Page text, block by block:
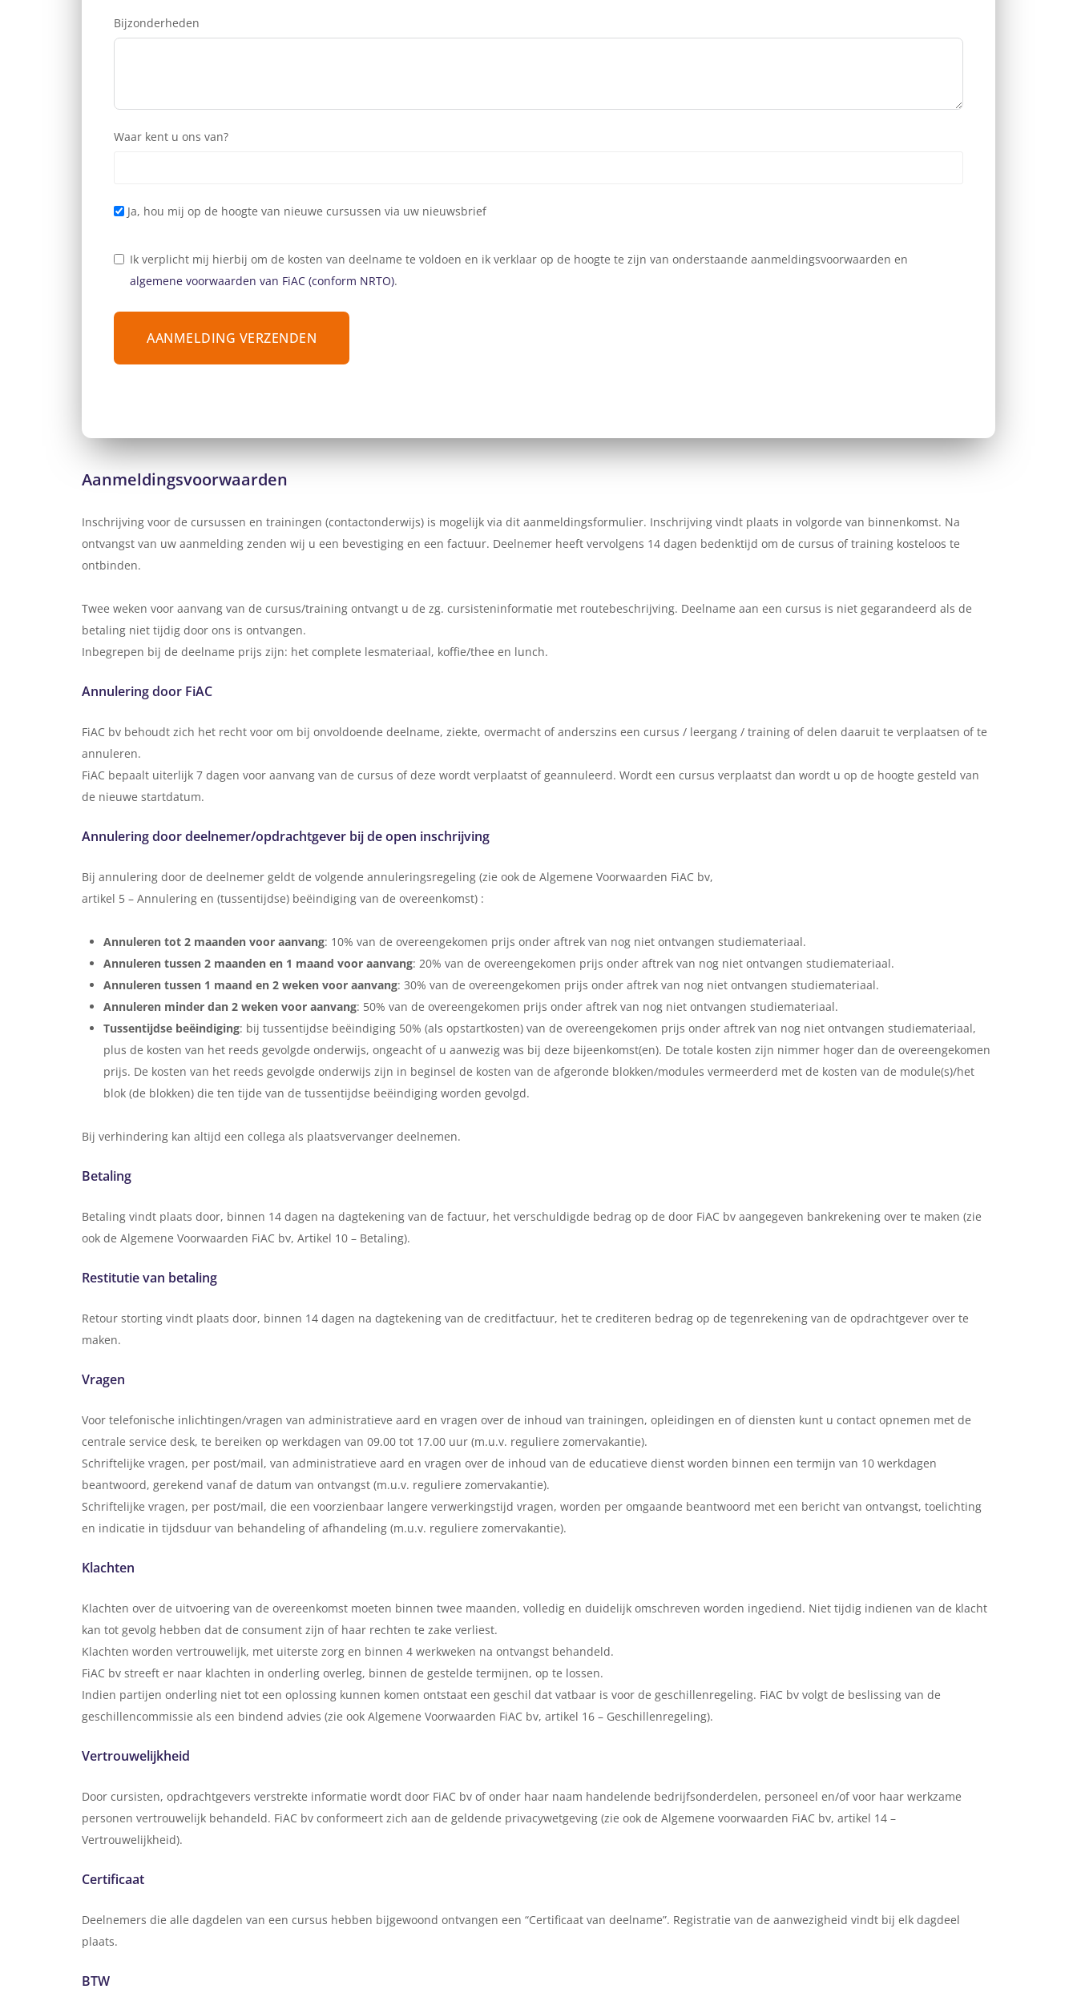
Bijzonderheden
Waar kent u ons van?
Ja, hou mij op de hoogte van nieuwe cursussen via uw nieuwsbrief
Ik verplicht mij hierbij om de kosten van deelname te voldoen en ik verklaar op de hoogte te zijn van onderstaande aanmeldingsvoorwaarden en
algemene voorwaarden van FiAC (conform NRTO).
AANMELDING VERZENDEN
Aanmeldingsvoorwaarden
Inschrijving voor de cursussen en trainingen (contactonderwijs) is mogelijk via dit aanmeldingsformulier. Inschrijving vindt plaats in volgorde van binnenkomst. Na
ontvangst van uw aanmelding zenden wij u een bevestiging en een factuur. Deelnemer heeft vervolgens 14 dagen bedenktijd om de cursus of training kosteloos te
ontbinden.
Twee weken voor aanvang van de cursus/training ontvangt u de zg. cursisteninformatie met routebeschrijving. Deelname aan een cursus is niet gegarandeerd als de
betaling niet tijdig door ons is ontvangen.
Inbegrepen bij de deelname prijs zijn: het complete lesmateriaal, koffie/thee en lunch.
Annulering door FiAC
FiAC bv behoudt zich het recht voor om bij onvoldoende deelname, ziekte, overmacht of anderszins een cursus / leergang / training of delen daaruit te verplaatsen of te
annuleren.
FiAC bepaalt uiterlijk 7 dagen voor aanvang van de cursus of deze wordt verplaatst of geannuleerd. Wordt een cursus verplaatst dan wordt u op de hoogte gesteld van
de nieuwe startdatum.
Annulering door deelnemer/opdrachtgever bij de open inschrijving
Bij annulering door de deelnemer geldt de volgende annuleringsregeling (zie ook de Algemene Voorwaarden FiAC bv,
artikel 5 – Annulering en (tussentijdse) beëindiging van de overeenkomst) :
Annuleren tot 2 maanden voor aanvang: 10% van de overeengekomen prijs onder aftrek van nog niet ontvangen studiemateriaal.
Annuleren tussen 2 maanden en 1 maand voor aanvang: 20% van de overeengekomen prijs onder aftrek van nog niet ontvangen studiemateriaal.
Annuleren tussen 1 maand en 2 weken voor aanvang: 30% van de overeengekomen prijs onder aftrek van nog niet ontvangen studiemateriaal.
Annuleren minder dan 2 weken voor aanvang: 50% van de overeengekomen prijs onder aftrek van nog niet ontvangen studiemateriaal.
Tussentijdse beëindiging: bij tussentijdse beëindiging 50% (als opstartkosten) van de overeengekomen prijs onder aftrek van nog niet ontvangen studiemateriaal,
plus de kosten van het reeds gevolgde onderwijs, ongeacht of u aanwezig was bij deze bijeenkomst(en). De totale kosten zijn nimmer hoger dan de overeengekomen
prijs. De kosten van het reeds gevolgde onderwijs zijn in beginsel de kosten van de afgeronde blokken/modules vermeerderd met de kosten van de module(s)/het
blok (de blokken) die ten tijde van de tussentijdse beëindiging worden gevolgd.
Bij verhindering kan altijd een collega als plaatsvervanger deelnemen.
Betaling
Betaling vindt plaats door, binnen 14 dagen na dagtekening van de factuur, het verschuldigde bedrag op de door FiAC bv aangegeven bankrekening over te maken (zie
ook de Algemene Voorwaarden FiAC bv, Artikel 10 – Betaling).
Restitutie van betaling
Retour storting vindt plaats door, binnen 14 dagen na dagtekening van de creditfactuur, het te crediteren bedrag op de tegenrekening van de opdrachtgever over te
maken.
Vragen
Voor telefonische inlichtingen/vragen van administratieve aard en vragen over de inhoud van trainingen, opleidingen en of diensten kunt u contact opnemen met de
centrale service desk, te bereiken op werkdagen van 09.00 tot 17.00 uur (m.u.v. reguliere zomervakantie).
Schriftelijke vragen, per post/mail, van administratieve aard en vragen over de inhoud van de educatieve dienst worden binnen een termijn van 10 werkdagen
beantwoord, gerekend vanaf de datum van ontvangst (m.u.v. reguliere zomervakantie).
Schriftelijke vragen, per post/mail, die een voorzienbaar langere verwerkingstijd vragen, worden per omgaande beantwoord met een bericht van ontvangst, toelichting
en indicatie in tijdsduur van behandeling of afhandeling (m.u.v. reguliere zomervakantie).
Klachten
Klachten over de uitvoering van de overeenkomst moeten binnen twee maanden, volledig en duidelijk omschreven worden ingediend. Niet tijdig indienen van de klacht
kan tot gevolg hebben dat de consument zijn of haar rechten te zake verliest.
Klachten worden vertrouwelijk, met uiterste zorg en binnen 4 werkweken na ontvangst behandeld.
FiAC bv streeft er naar klachten in onderling overleg, binnen de gestelde termijnen, op te lossen.
Indien partijen onderling niet tot een oplossing kunnen komen ontstaat een geschil dat vatbaar is voor de geschillenregeling. FiAC bv volgt de beslissing van de
geschillencommissie als een bindend advies (zie ook Algemene Voorwaarden FiAC bv, artikel 16 – Geschillenregeling).
Vertrouwelijkheid
Door cursisten, opdrachtgevers verstrekte informatie wordt door FiAC bv of onder haar naam handelende bedrijfsonderdelen, personeel en/of voor haar werkzame
personen vertrouwelijk behandeld. FiAC bv conformeert zich aan de geldende privacywetgeving (zie ook de Algemene voorwaarden FiAC bv, artikel 14 –
Vertrouwelijkheid).
Certificaat
Deelnemers die alle dagdelen van een cursus hebben bijgewoond ontvangen een “Certificaat van deelname”. Registratie van de aanwezigheid vindt bij elk dagdeel
plaats.
BTW